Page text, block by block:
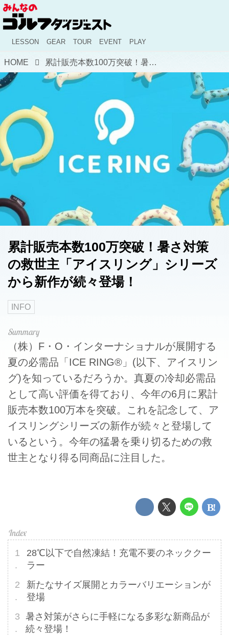
LESSON GEAR TOUR EVENT PLAY
HOME 累計販売本数100万突破！暑さ対策の救世主「アイスリング」シリーズから新作が続々登場！
累計販売本数100万突破！暑さ対策
の救世主「アイスリング」シリーズ
から新作が続々登場！
INFO
（株）F・O・インターナショナルが展開する
夏の必需品「ICE RING®」(以下、アイスリン
グ)を知っているだろうか。真夏の冷却必需品
として高い評価を得ており、今年の6月に累計
販売本数100万本を突破。これを記念して、ア
イスリングシリーズの新作が続々と登場して
いるという。今年の猛暑を乗り切るための救
世主となり得る同商品に注目した。
28℃以下で自然凍結！充電不要のネッククー
ラー
新たなサイズ展開とカラーバリエーションが
登場
暑さ対策がさらに手軽になる多彩な新商品が
続々登場！